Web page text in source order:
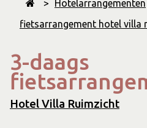
> Hotelarrangementen
fietsarrangement hotel villa
3-daags
Hotel Villa Ruimzicht